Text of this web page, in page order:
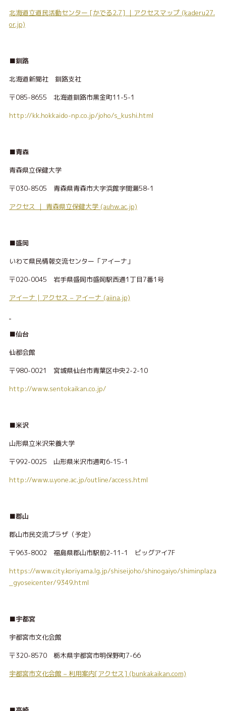
北海道立道民活動センター [かでる2.7] ｜アクセスマップ (kaderu27.
or.jp)
■釧路
北海道新聞社 釧路支社
〒085-8655 北海道釧路市黒金町11-5-1
http://kk.hokkaido-np.co.jp/joho/s_kushi.html
■青森
青森県立保健大学
〒030-8505 青森県青森市大字浜館字間瀬58-1
アクセス ｜ 青森県立保健大学 (auhw.ac.jp)
■盛岡
いわて県民情報交流センター「アイーナ」
〒020-0045 岩手県盛岡市盛岡駅西通1丁目7番1号
アイーナ | アクセス – アイーナ (aiina.jp)
■仙台
仙都会館
〒980-0021 宮城県仙台市青葉区中央2-2-10
http://www.sentokaikan.co.jp/
■米沢
山形県立米沢栄養大学
〒992-0025 山形県米沢市通町6-15-1
http://www.u.yone.ac.jp/outline/access.html
■郡山
郡山市民交流プラザ（予定）
〒963-8002 福島県郡山市駅前2-11-1 ビッグアイ7F
https://www.city.koriyama.lg.jp/shiseijoho/shinogaiyo/shiminplaza
_gyoseicenter/9349.html
■宇都宮
宇都宮市文化会館
〒320-8570 栃木県宇都宮市明保野町7-66
宇都宮市文化会館 – 利用案内[アクセス] (bunkakaikan.com)